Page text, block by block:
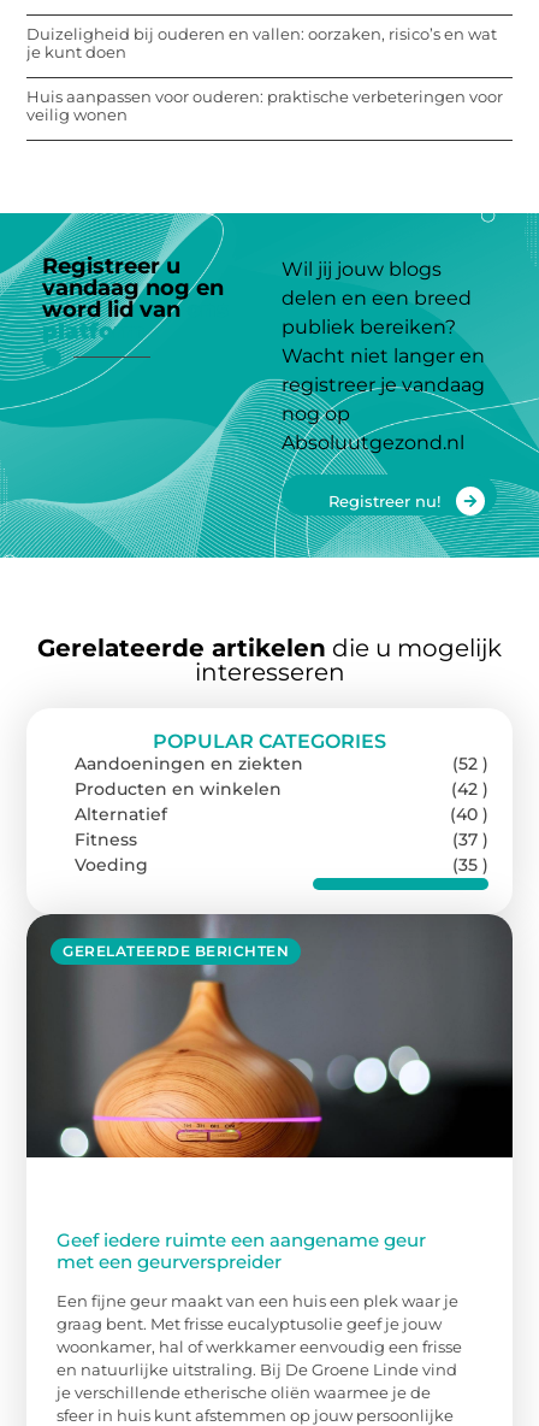
Duizeligheid bij ouderen en vallen: oorzaken, risico’s en wat
je kunt doen
Huis aanpassen voor ouderen: praktische verbeteringen voor
veilig wonen
Registreer u
vandaag nog en
word lid van
platform
Wil jij jouw blogs
delen en een breed
publiek bereiken?
Wacht niet langer en
registreer je vandaag
nog op
Absoluutgezond.nl
Registreer nu!
Gerelateerde artikelen die u mogelijk
interesseren
GERELATEERDE BERICHTEN
Geef iedere ruimte een aangename geur
met een geurverspreider
Een fijne geur maakt van een huis een plek waar je
graag bent. Met frisse eucalyptusolie geef je jouw
woonkamer, hal of werkkamer eenvoudig een frisse
en natuurlijke uitstraling. Bij De Groene Linde vind
je verschillende etherische oliën waarmee je de
sfeer in huis kunt afstemmen op jouw persoonlijke
POPULAR CATEGORIES
Aandoeningen en ziekten
(52 )
Producten en winkelen
(42 )
Alternatief
(40 )
Fitness
(37 )
Voeding
(35 )